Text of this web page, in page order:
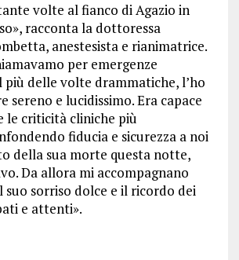
volte al fianco di Agazio in
racconta la dottoressa
anestesista e rianimatrice.
per emergenze
più delle volte drammatiche, l’ho
sereno e lucidissimo. Era capace
le criticità cliniche più
fiducia e sicurezza a noi
della sua morte questa notte,
Da allora mi accompagnano
suo sorriso dolce e il ricordo dei
e attenti».